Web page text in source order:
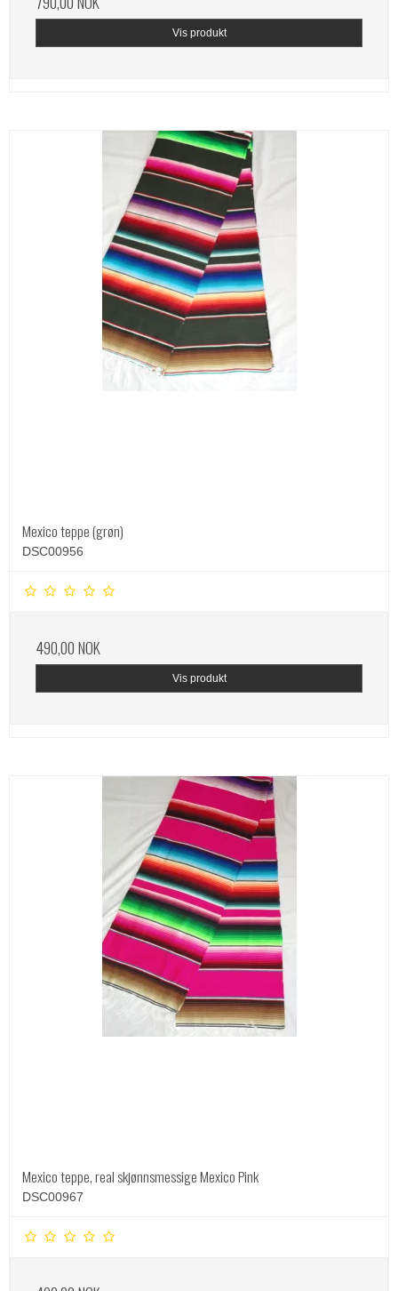
Vis produkt
Mexico teppe (grøn)
DSC00956
490,00 NOK
Vis produkt
Mexico teppe, real skjønnsmessige Mexico Pink
DSC00967